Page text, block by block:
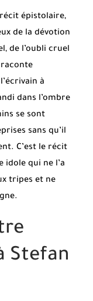
épistolaire,
de la dévotion
de l’oubli cruel
à
dans l’ombre
se sont
sans qu’il
C’est le récit
idole qui ne l’a
tripes et ne
Stefan